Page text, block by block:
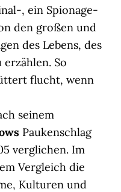
, ein Spionage-
den großen und
des Lebens, des
So
flucht, wenn
seinem
Paukenschlag
verglichen. Im
Vergleich die
Kulturen und